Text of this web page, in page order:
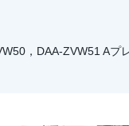
，DAA-ZVW51 A